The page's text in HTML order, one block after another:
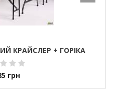
КРАЙСЛЕР + ГОРІКА
грн